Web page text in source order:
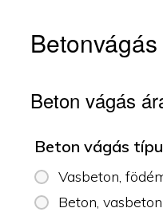
Beton vágás
Beton vágás
Vasbeton,
Beton,